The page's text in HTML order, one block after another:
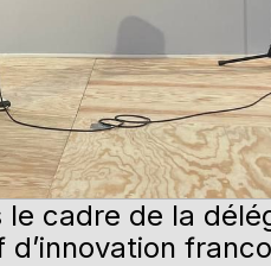
le cadre de la